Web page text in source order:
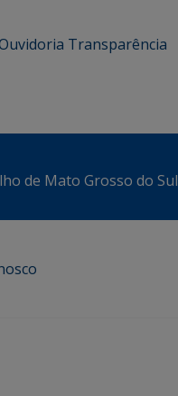
Transparência
de Mato Grosso do Sul